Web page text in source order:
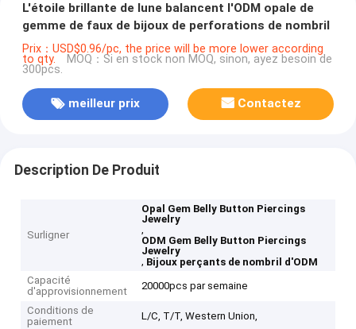
L'étoile brillante de lune balancent l'ODM opale de
gemme de faux de bijoux de perforations de nombril
Prix：USD$0.96/pc, the price will be more lower according
to qty. MOQ：Si en stock non MOQ, sinon, ayez besoin de
300pcs.
meilleur prix Contactez
Description De Produit
Surligner
Opal Gem Belly Button Piercings
Jewelry
,
ODM Gem Belly Button Piercings
Jewelry
, Bijoux perçants de nombril d'ODM
Capacité
d'approvisionnement
20000pcs par semaine
Conditions de
paiement
L/C, T/T, Western Union,